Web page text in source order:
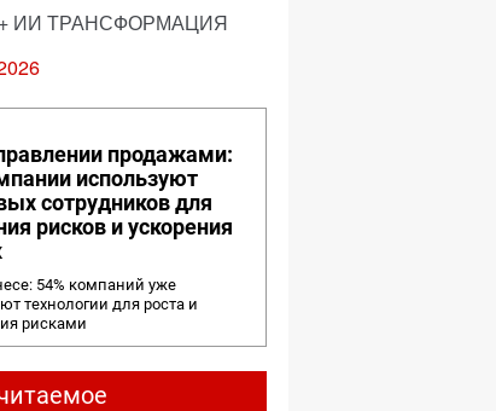
+ ИИ ТРАНСФОРМАЦИЯ
продажами:
используют
сотрудников для
рисков и ускорения
54% компаний уже
технологии для роста и
рисками